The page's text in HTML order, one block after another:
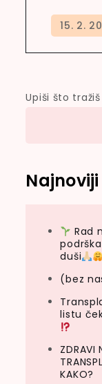
Upiši što tražiš
Rad
duši
(bez
listu
ZDRAVI
KAKO?